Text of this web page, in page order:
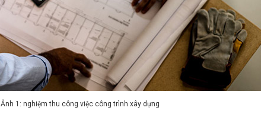
Ảnh 1: nghiệm thu công việc công trình xây dựng